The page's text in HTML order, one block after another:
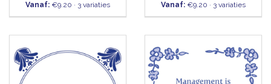
Vanaf: €9.20 · 3 variaties Vanaf: €9.20 · 3 variaties